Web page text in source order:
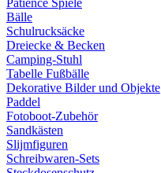
Patience Spiele
Bälle
Schulrucksäcke
Dreiecke & Becken
Camping-Stuhl
Tabelle Fußbälle
Dekorative Bilder und Objekte
Paddel
Fotoboot-Zubehör
Sandkästen
Slijmfiguren
Schreibwaren-Sets